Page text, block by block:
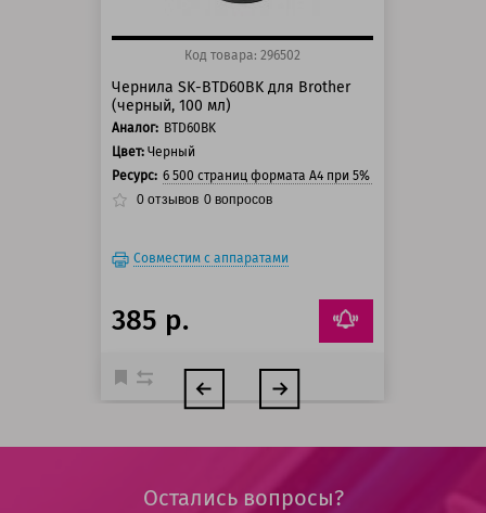
Код товара: 296502
Чернила SK-BTD60BK для Brother
(черный, 100 мл)
Аналог: BTD60BK
Цвет: Черный
Ресурс: 6 500 страниц формата А4 при 5% заполнении
0 отзывов 0 вопросов
Совместим с аппаратами
385 р.
Остались вопросы?